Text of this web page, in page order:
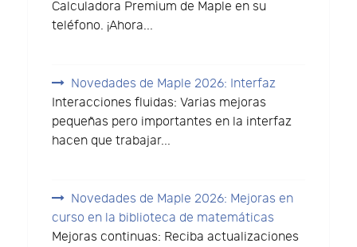
Calculadora Premium de Maple en su
teléfono. ¡Ahora...
Novedades de Maple 2026: Interfaz
Interacciones fluidas: Varias mejoras
pequeñas pero importantes en la interfaz
hacen que trabajar...
Novedades de Maple 2026: Mejoras en
curso en la biblioteca de matemáticas
Mejoras continuas: Reciba actualizaciones